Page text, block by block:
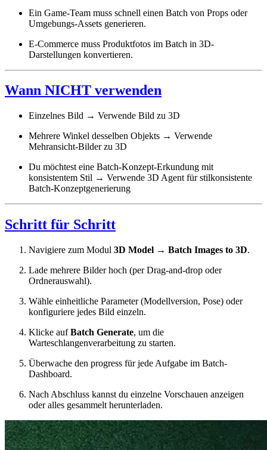
Ein Game-Team muss schnell einen Batch von Props oder
Umgebungs-Assets generieren.
E-Commerce muss Produktfotos im Batch in 3D-
Darstellungen konvertieren.
Wann NICHT verwenden
Einzelnes Bild → Verwende Bild zu 3D
Mehrere Winkel desselben Objekts → Verwende
Mehransicht-Bilder zu 3D
Du möchtest eine Batch-Konzept-Erkundung mit
konsistentem Stil → Verwende 3D Agent für stilkonsistente
Batch-Konzeptgenerierung
Schritt für Schritt
Navigiere zum Modul 3D Model → Batch Images to 3D.
Lade mehrere Bilder hoch (per Drag-and-drop oder
Ordnerauswahl).
Wähle einheitliche Parameter (Modellversion, Pose) oder
konfiguriere jedes Bild einzeln.
Klicke aufBatch Generate, um die
Warteschlangenverarbeitung zu starten.
Überwache den progress für jede Aufgabe im Batch-
Dashboard.
Nach Abschluss kannst du einzelne Vorschauen anzeigen
oder alles gesammelt herunterladen.